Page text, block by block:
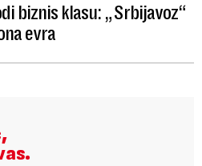
biznis klasu: „Srbijavoz“
evra